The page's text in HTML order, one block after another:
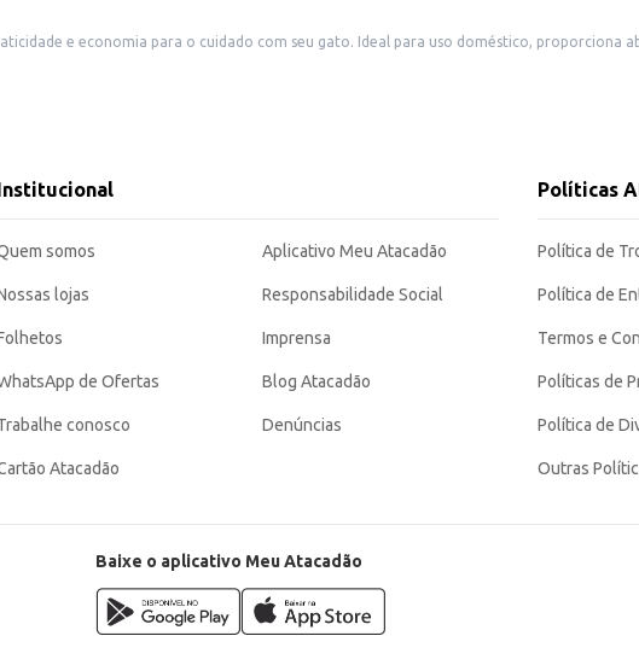
e economia para o cuidado com seu gato. Ideal para uso doméstico, proporciona
limpo e agradável para você e seu animal de estimação, garantindo praticidade no dia a dia.
somos
lojas
de Ofertas
conosco
Atacadão
Aplicativo Meu Atacadão
Responsabilidade Social
Imprensa
Blog Atacadão
Denúncias
Políticas
Política de
Política de
Termos e
Políticas de
Política de
Outras
Baixe o aplicativo Meu Atacadão